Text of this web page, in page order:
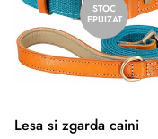
STOC
EPUIZAT
Lesa si zgarda caini